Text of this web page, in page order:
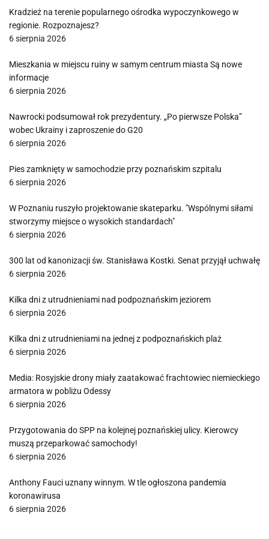
Kradzież na terenie popularnego ośrodka wypoczynkowego w
regionie. Rozpoznajesz?
6 sierpnia 2026
Mieszkania w miejscu ruiny w samym centrum miasta Są nowe
informacje
6 sierpnia 2026
Nawrocki podsumował rok prezydentury. „Po pierwsze Polska”
wobec Ukrainy i zaproszenie do G20
6 sierpnia 2026
Pies zamknięty w samochodzie przy poznańskim szpitalu
6 sierpnia 2026
W Poznaniu ruszyło projektowanie skateparku. "Wspólnymi siłami
stworzymy miejsce o wysokich standardach"
6 sierpnia 2026
300 lat od kanonizacji św. Stanisława Kostki. Senat przyjął uchwałę
6 sierpnia 2026
Kilka dni z utrudnieniami nad podpoznańskim jeziorem
6 sierpnia 2026
Kilka dni z utrudnieniami na jednej z podpoznańskich plaż
6 sierpnia 2026
Media: Rosyjskie drony miały zaatakować frachtowiec niemieckiego
armatora w pobliżu Odessy
6 sierpnia 2026
Przygotowania do SPP na kolejnej poznańskiej ulicy. Kierowcy
muszą przeparkować samochody!
6 sierpnia 2026
Anthony Fauci uznany winnym. W tle ogłoszona pandemia
koronawirusa
6 sierpnia 2026